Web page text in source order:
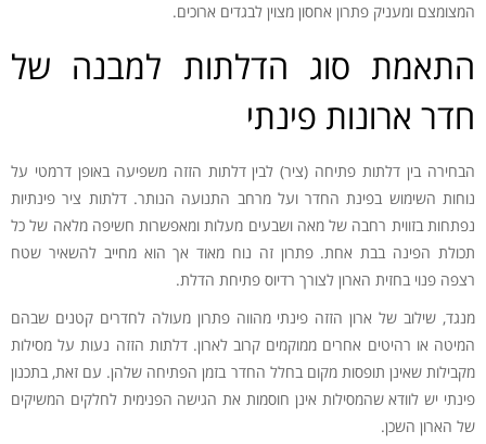
המצומצם ומעניק פתרון אחסון מצוין לבגדים ארוכים.
התאמת סוג הדלתות למבנה של
חדר ארונות פינתי
הבחירה בין דלתות פתיחה (ציר) לבין דלתות הזזה משפיעה באופן דרמטי על
נוחות השימוש בפינת החדר ועל מרחב התנועה הנותר. דלתות ציר פינתיות
נפתחות בזווית רחבה של מאה ושבעים מעלות ומאפשרות חשיפה מלאה של כל
תכולת הפינה בבת אחת. פתרון זה נוח מאוד אך הוא מחייב להשאיר שטח
רצפה פנוי בחזית הארון לצורך רדיוס פתיחת הדלת.
מנגד, שילוב של ארון הזזה פינתי מהווה פתרון מעולה לחדרים קטנים שבהם
המיטה או רהיטים אחרים ממוקמים קרוב לארון. דלתות הזזה נעות על מסילות
מקבילות שאינן תופסות מקום בחלל החדר בזמן הפתיחה שלהן. עם זאת, בתכנון
פינתי יש לוודא שהמסילות אינן חוסמות את הגישה הפנימית לחלקים המשיקים
של הארון השכן.